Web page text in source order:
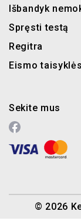
Išbandyk
Spręsti testą
Regitra
Eismo taisyklės
Sekite mus
© 2026